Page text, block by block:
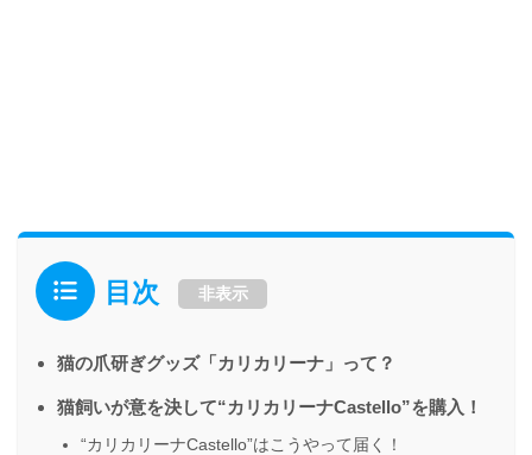
目次 非表示
猫の爪研ぎグッズ「カリカリーナ」って？
猫飼いが意を決して“カリカリーナCastello”を購入！
“カリカリーナCastello”はこうやって届く！